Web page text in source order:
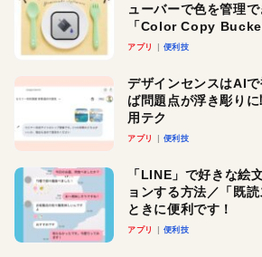
ューバーで色を管理
「Color Copy
アプリ 便利技
デザインセンスはAI
ば問題点が浮き彫り
用テク
アプリ 便利技
「LINE」で好きな絵
ョンする方法／「既
ときに便利です！
アプリ 便利技